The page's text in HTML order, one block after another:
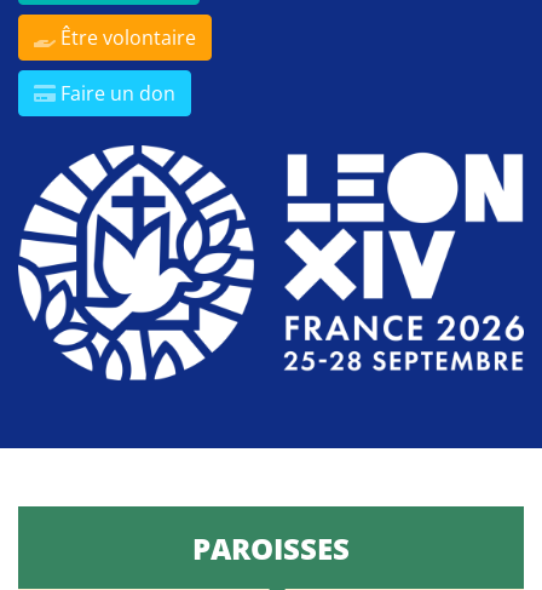
Être volontaire
Faire un don
PAROISSES